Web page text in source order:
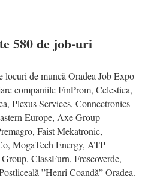
580 de job-uri
locuri de muncă Oradea Job Expo
companiile FinProm, Celestica,
Plexus Services, Connectronics
Europe, Axe Group
Faist Mekatronic,
MogaTech Energy, ATP
ClassFurn, Frescoverde,
”Henri Coandă” Oradea.